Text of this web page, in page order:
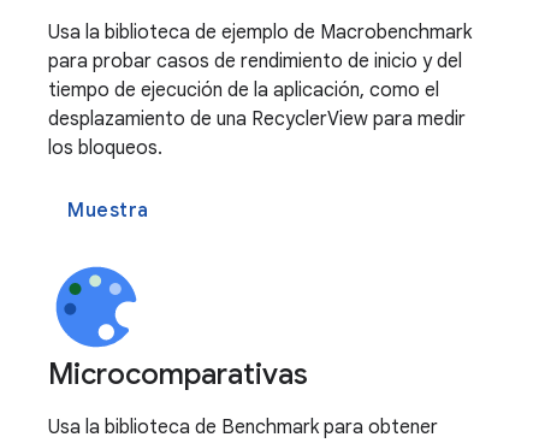
Usa la biblioteca de ejemplo de Macrobenchmark
para probar casos de rendimiento de inicio y del
tiempo de ejecución de la aplicación, como el
desplazamiento de una RecyclerView para medir
los bloqueos.
Muestra
Microcomparativas
Usa la biblioteca de Benchmark para obtener